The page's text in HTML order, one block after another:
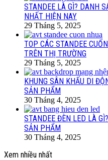
STANDEE LÀ GÌ? DANH
NHẤT HIỆN NAY
29 Tháng 5, 2025
TOP CÁC STANDEE
TRÊN THỊ TRƯỜNG
29 Tháng 5, 2025
KHUNG SÂN KHẤU DI
SẢN PHẨM
30 Tháng 4, 2025
STANDEE ĐÈN LED LÀ
SẢN PHẨM
30 Tháng 4, 2025
Xem nhiều nhất